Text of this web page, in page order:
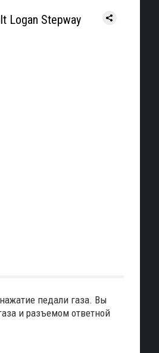
Logan Stepway
педали газа. Вы
и разъемом ответной